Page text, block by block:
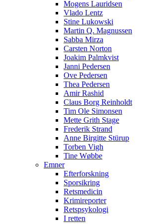
Mogens Lauridsen
Vlado Lentz
Stine Lukowski
Martin Q. Magnussen
Sabba Mirza
Carsten Norton
Joakim Palmkvist
Janni Pedersen
Ove Pedersen
Thea Pedersen
Amir Rashid
Claus Borg Reinholdt
Tim Ole Simonsen
Mette Grith Stage
Frederik Strand
Anne Birgitte Stürup
Torben Vigh
Tine Wøbbe
Emner
Efterforskning
Sporsikring
Retsmedicin
Krimireporter
Retspsykologi
I retten